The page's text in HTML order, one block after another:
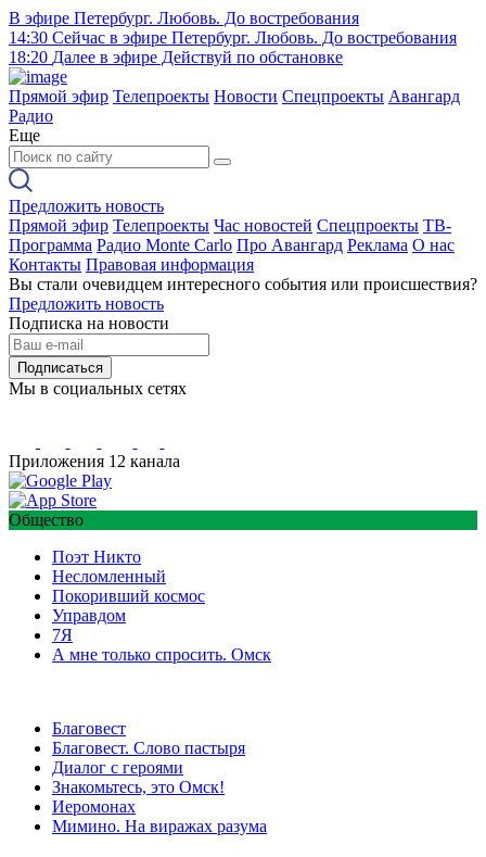
В эфире Петербург. Любовь. До востребования
14:30 Сейчас в эфире Петербург. Любовь. До востребования
18:20 Далее в эфире Действуй по обстановке
Прямой эфир Телепроекты Новости Спецпроекты Авангард
Радио
Еще
Предложить новость
Прямой эфир Телепроекты Час новостей Спецпроекты ТВ-
Программа Радио Monte Carlo Про Авангард Реклама О нас
Контакты Правовая информация
Вы стали очевидцем интересного события или происшествия?
Предложить новость
Подписка на новости
Подписаться
Мы в социальных сетях
Приложения 12 канала
Общество
Поэт Никто
Несломленный
Покоривший космос
Управдом
7Я
А мне только спросить. Омск
Благовест
Благовест. Слово пастыря
Диалог с героями
Знакомьтесь, это Омск!
Иеромонах
Мимино. На виражах разума